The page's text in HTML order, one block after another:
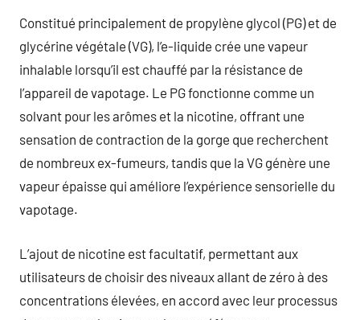
Constitué principalement de propylène glycol (PG) et de
glycérine végétale (VG), l’e-liquide crée une vapeur
inhalable lorsqu’il est chauffé par la résistance de
l’appareil de vapotage. Le PG fonctionne comme un
solvant pour les arômes et la nicotine, offrant une
sensation de contraction de la gorge que recherchent
de nombreux ex-fumeurs, tandis que la VG génère une
vapeur épaisse qui améliore l’expérience sensorielle du
vapotage.
L’ajout de nicotine est facultatif, permettant aux
utilisateurs de choisir des niveaux allant de zéro à des
concentrations élevées, en accord avec leur processus